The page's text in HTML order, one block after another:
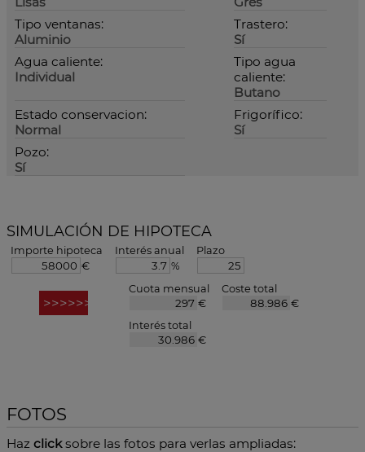
Tipo ventanas:
Aluminio
Trastero:
Sí
Agua caliente:
Individual
Tipo agua
caliente:
Butano
Estado conservacion:
Normal
Frigorífico:
Sí
Pozo:
Sí
SIMULACIÓN DE HIPOTECA
Importe hipoteca
€
Interés anual
%
Plazo
Cuota mensual
€
Coste total
€
Interés total
€
FOTOS
Haz clicksobre las fotos para verlas ampliadas: